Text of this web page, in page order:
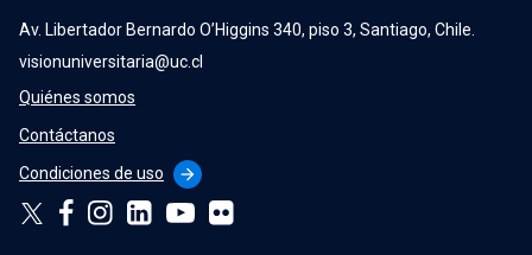
Av. Libertador Bernardo O’Higgins 340, piso 3, Santiago, Chile.
visionuniversitaria@uc.cl
Quiénes somos
Contáctanos
Condiciones de uso
arrow_forward